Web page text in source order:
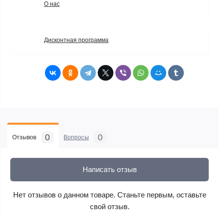
О нас
Дисконтная программа
Отзывов 0 Вопросы 0
Написать отзыв
Нет отзывов о данном товаре. Станьте первым, оставьте
свой отзыв.